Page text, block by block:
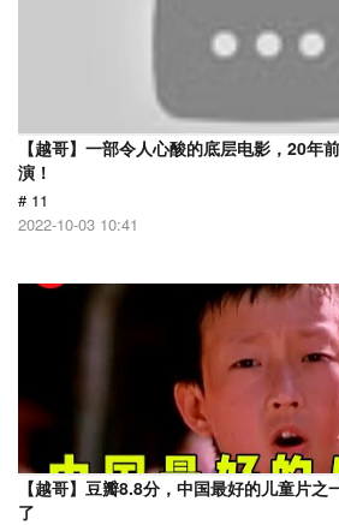
【越哥】一部令人心酸的底层电影，20年
演！
# 11
2022-10-03 10:41
【越哥】豆瓣8.8分，中国最好的儿童片
了